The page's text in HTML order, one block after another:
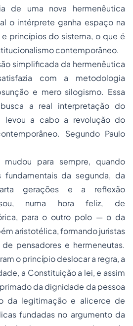
de uma nova hermenêutica
o intérprete ganha espaço na
princípios do sistema, o que é
contemporâneo.
simplificada da hermenêutica
com a metodologia
e mero silogismo. Essa
a real interpretação do
levou a cabo a revolução do
Segundo Paulo
para sempre, quando
fundamentais da segunda, da
gerações e a reflexão
numa hora feliz, de
para o outro polo — o da
aristotélica, formando juristas
pensadores e hermeneutas.
o princípio deslocar a regra, a
a Constituição a lei, e assim
da dignidade da pessoa
da legitimação e alicerce de
fundadas no argumento da